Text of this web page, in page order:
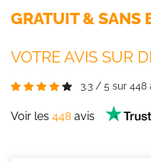
GRATUIT & SANS
VOTRE AVIS SUR
3.3 / 5 sur 448
Voir les 448 avis